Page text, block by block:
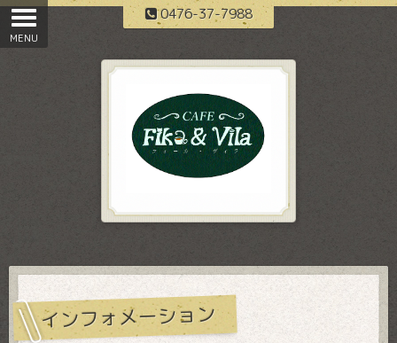
0476-37-7988
インフォメーション